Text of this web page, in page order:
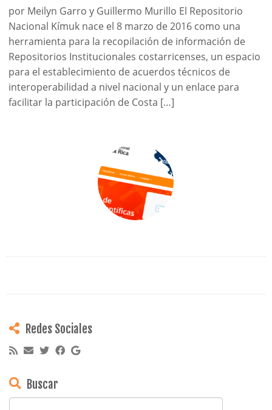
por Meilyn Garro y Guillermo Murillo El Repositorio
Nacional Kímuk nace el 8 marzo de 2016 como una
herramienta para la recopilación de información de
Repositorios Institucionales costarricenses, un espacio
para el establecimiento de acuerdos técnicos de
interoperabilidad a nivel nacional y un enlace para
facilitar la participación de Costa […]
Redes Sociales
Buscar